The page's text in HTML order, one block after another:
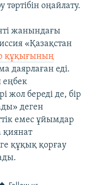
оңайлату.
жанындағы
«Қазақстан
құқығының
даярлаған еді.
еңбек
жол береді де, бір
деген
емес ұйымдар
қиянат
құқық қорғау